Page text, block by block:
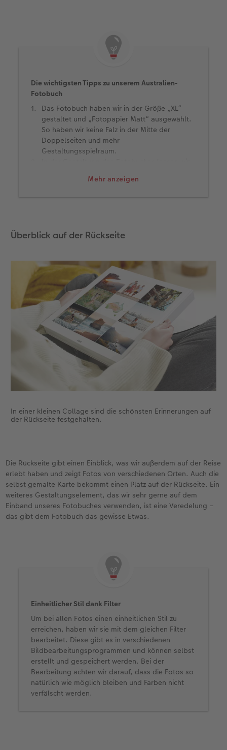
Mehr anzeigen
Die wichtigsten Tipps zu unserem Australien-
Fotobuch
Das Fotobuch haben wir in der Größe „XL“
gestaltet und „Fotopapier Matt“ ausgewählt.
So haben wir keine Falz in der Mitte der
Doppelseiten und mehr
Gestaltungsspielraum.
Die Rückseite gibt einen Einblick, was wir
gerne auf dem Einband unseres Fotobuches
verwenden, ist eine Veredelung – das gibt
dem Fotobuch das gewisse Etwas.
Überblick auf der Rückseite
In einer kleinen Collage sind die schönsten Erinnerungen auf
der Rückseite festgehalten.
Die Rückseite gibt einen Einblick, was wir außerdem auf der Reise
erlebt haben und zeigt Fotos von verschiedenen Orten. Auch die
selbst gemalte Karte bekommt einen Platz auf der Rückseite. Ein
weiteres Gestaltungselement, das wir sehr gerne auf dem
Einband unseres Fotobuches verwenden, ist eine Veredelung –
das gibt dem Fotobuch das gewisse Etwas.
Einheitlicher Stil dank Filter
Um bei allen Fotos einen einheitlichen Stil zu
erreichen, haben wir sie mit dem gleichen Filter
bearbeitet. Diese gibt es in verschiedenen
Bildbearbeitungsprogrammen und können selbst
erstellt und gespeichert werden. Bei der
Bearbeitung achten wir darauf, dass die Fotos so
natürlich wie möglich bleiben und Farben nicht
verfälscht werden.